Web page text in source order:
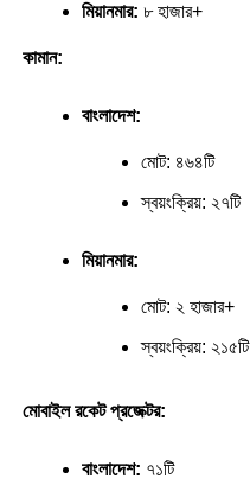
মিয়ানমার: ৮ হাজার+
কামান:
বাংলাদেশ:
মোট: ৪৬৪টি
স্বয়ংক্রিয়: ২৭টি
মিয়ানমার:
মোট: ২ হাজার+
স্বয়ংক্রিয়: ২১৫টি
মোবাইল রকেট প্রজেক্টর:
বাংলাদেশ: ৭১টি